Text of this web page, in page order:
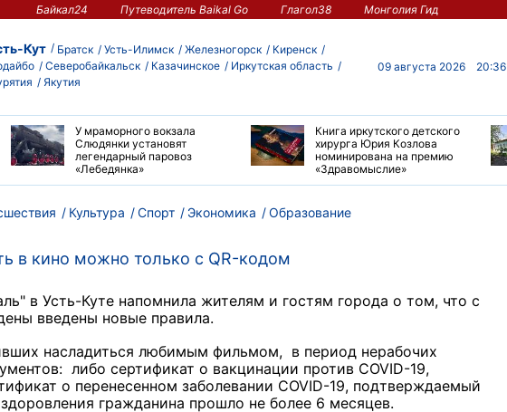
Байкал24 Путеводитель Baikal Go Глагол38 Монголия Гид
Кут Братск Усть-Илимск Железногорск
Киренск
Северобайкальск Казачинское
Иркутская область
Якутия
09 августа 2026 20:36
У мраморного вокзала
Слюдянки установят
легендарный паровоз
«Лебедянка»
Книга иркутского детского
хирурга Юрия Козлова
номинирована на премию
«Здравомыслие»
Культура Спорт Экономика Образование
в кино можно только с QR-кодом
в Усть-Куте напомнила жителям и гостям города о том, что с
введены новые правила.
насладиться любимым фильмом, в период нерабочих
либо сертификат о вакцинации против COVID-19,
о перенесенном заболевании COVID-19, подтверждаемый
гражданина прошло не более 6 месяцев.